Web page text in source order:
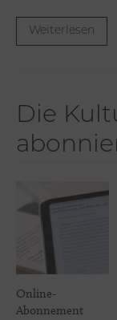
Weiterlesen
Die
Online-
Abonnement